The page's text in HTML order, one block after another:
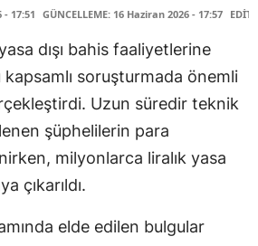
- 17:51 GÜNCELLEME: 16 Haziran 2026 - 17:57
dışı bahis faaliyetlerine
soruşturmada önemli
Uzun süredir teknik
şüphelilerin para
milyonlarca liralık yasa
çıkarıldı.
elde edilen bulgular